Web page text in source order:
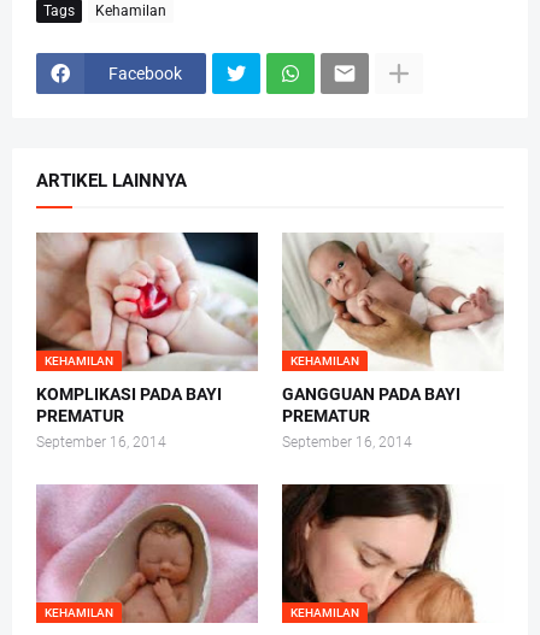
Tags Kehamilan
Facebook
ARTIKEL LAINNYA
KEHAMILAN
KOMPLIKASI PADA BAYI
PREMATUR
September 16, 2014
KEHAMILAN
GANGGUAN PADA BAYI
PREMATUR
September 16, 2014
KEHAMILAN KEHAMILAN